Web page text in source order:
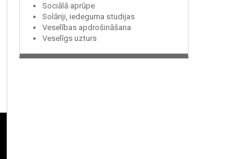
Sociālā aprūpe
Solāriji, iedeguma studijas
Veselības apdrošināšana
Veselīgs uzturs